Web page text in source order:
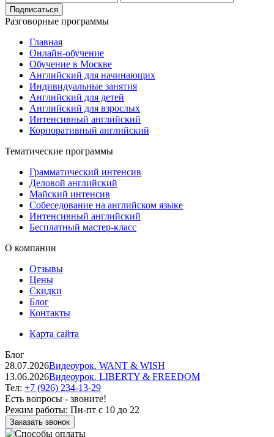
Разговорные программы
Главная
Онлайн-обучение
Обучение в Москве
Английский для начинающих
Индивидуальные занятия
Английский для детей
Английский для взрослых
Интенсивный английский
Корпоративный английский
Тематические программы
Грамматический интенсив
Деловой английский
Майский интенсив
Собеседование на английском языке
Интенсивный английский
Бесплатный мастер-класс
О компании
Отзывы
Цены
Скидки
Блог
Контакты
Карта сайта
Блог
28.07.2026Видеоурок. WANT & WISH
13.06.2026Видеоурок. LIBERTY & FREEDOM
Тел: +7 (926) 234-13-29
Есть вопросы - звоните!
Режим работы: Пн-пт с 10 до 22
Заказать звонок